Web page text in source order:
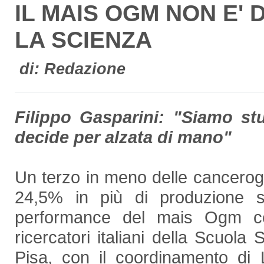
IL MAIS OGM NON E'
LA SCIENZA
di: Redazione
Filippo Gasparini: "Siamo
decide per alzata di mano"
Un terzo in meno delle
24,5% in più di produzione
performance del mais Ogm
ricercatori italiani della Scuola
Pisa, con il coordinamento di